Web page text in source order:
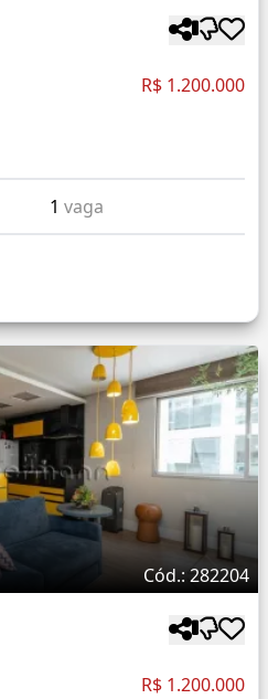
R$ 1.200.000
1vaga
Cód.: 282204
R$ 1.200.000